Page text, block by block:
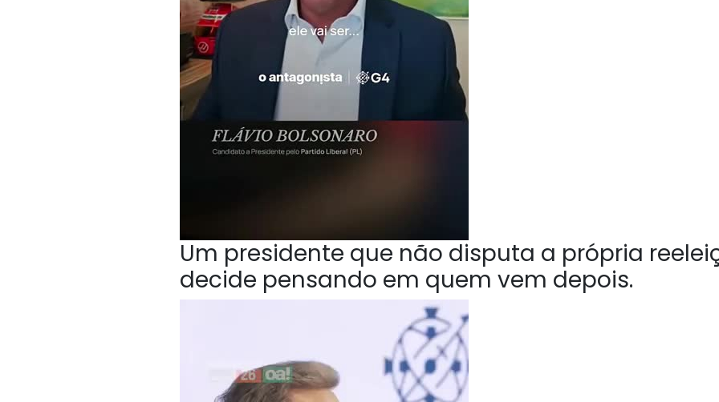
Um presidente que não disputa a própria
decide pensando em quem vem depois.